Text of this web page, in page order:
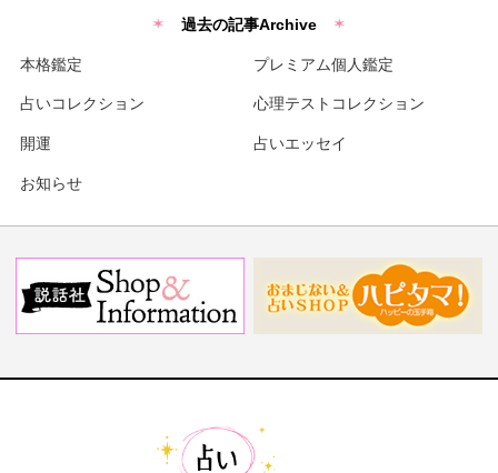
過去の記事Archive
本格鑑定 プレミアム個人鑑定
占いコレクション 心理テストコレクション
開運 占いエッセイ
お知らせ